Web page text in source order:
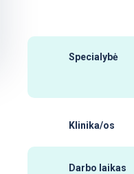
Specialybė
Klinika/os
Darbo laikas